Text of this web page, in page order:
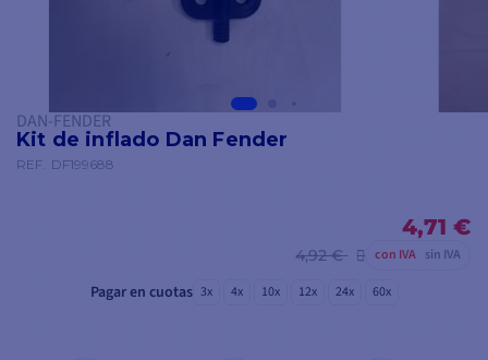
DAN-FENDER
Kit de inflado Dan Fender
REF. DF199688
4,71 €
4,92 € con IVA sin IVA
Pagar en cuotas 3x 4x 10x 12x 24x 60x